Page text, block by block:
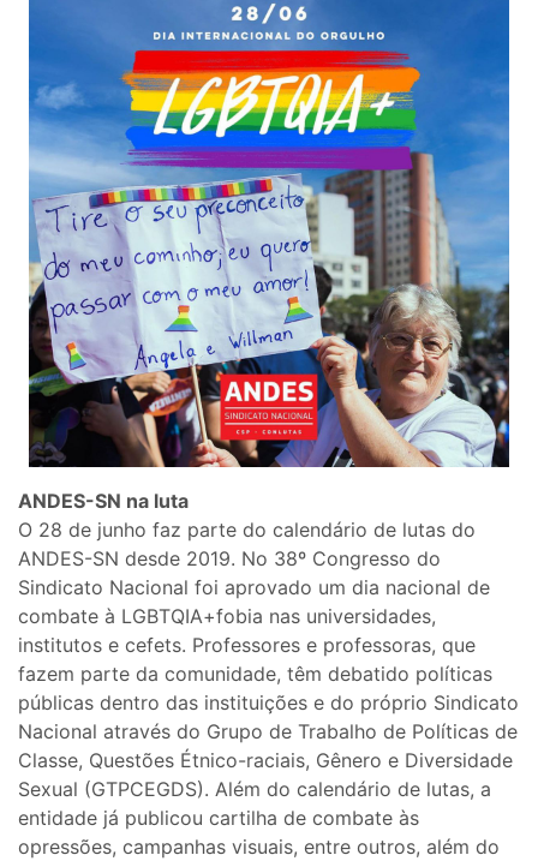
ANDES-SN na luta
O 28 de junho faz parte do calendário de lutas do
ANDES-SN desde 2019. No 38º Congresso do
Sindicato Nacional foi aprovado um dia nacional de
combate à LGBTQIA+fobia nas universidades,
institutos e cefets. Professores e professoras, que
fazem parte da comunidade, têm debatido políticas
públicas dentro das instituições e do próprio Sindicato
Nacional através do Grupo de Trabalho de Políticas de
Classe, Questões Étnico-raciais, Gênero e Diversidade
Sexual (GTPCEGDS). Além do calendário de lutas, a
entidade já publicou cartilha de combate às
opressões, campanhas visuais, entre outros, além do